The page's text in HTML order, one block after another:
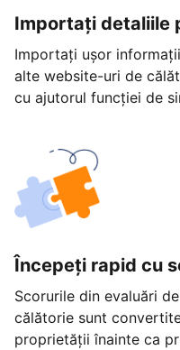
Importați detaliile
Importați ușor
alte website-uri de
cu ajutorul funcției de
Începeți rapid cu
Scorurile din evaluări
călătorie sunt
proprietății înainte ca